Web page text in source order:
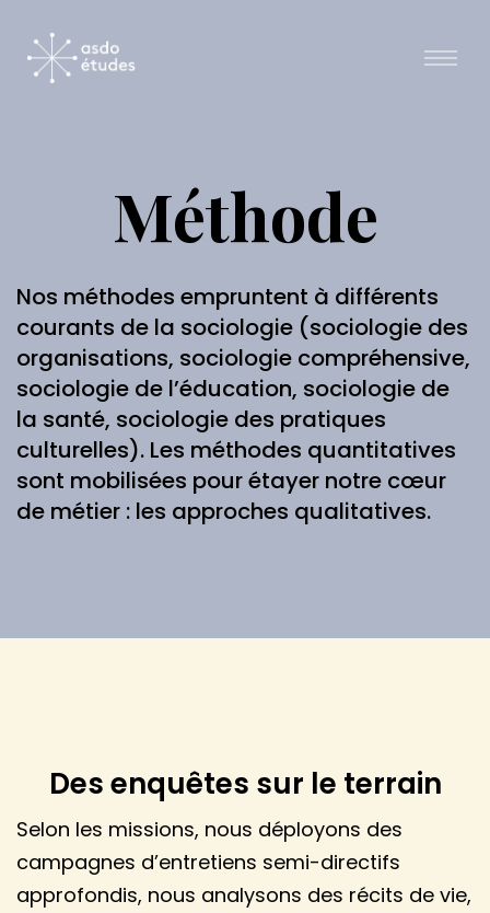
Méthode
Nos méthodes empruntent à différents
courants de la sociologie (sociologie des
organisations, sociologie compréhensive,
sociologie de l’éducation, sociologie de
la santé, sociologie des pratiques
culturelles). Les méthodes quantitatives
sont mobilisées pour étayer notre cœur
de métier : les approches qualitatives.
Des enquêtes sur le terrain
Selon les missions, nous déployons des
campagnes d’entretiens semi-directifs
approfondis, nous analysons des récits de vie,